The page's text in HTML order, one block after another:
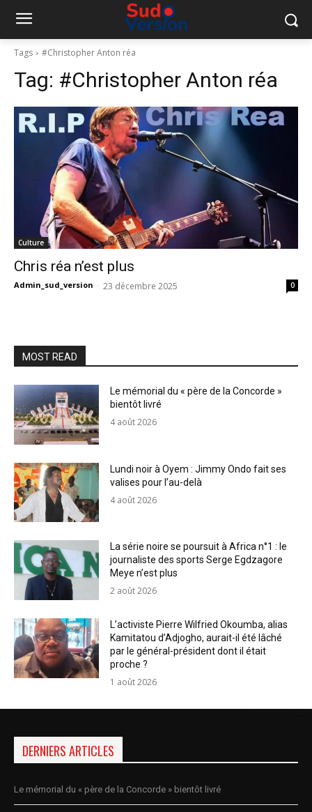
Tags #Christopher Anton réa
Tag: #Christopher Anton réa
Culture
Chris réa n’est plus
Admin_sud_version - 23 décembre 2025 0
MOST READ
Le mémorial du « père de la Concorde »
bientôt livré
4 août 2026
Lundi noir à Oyem : Jimmy Ondo fait ses
valises pour l’au-delà
4 août 2026
La série noire se poursuit à Africa n°1 : le
journaliste des sports Serge Egdzagore
Meye n’est plus
2 août 2026
L’activiste Pierre Wilfried Okoumba, alias
Kamitatou d’Adjogho, aurait-il été lâché
par le général-président dont il était
proche ?
1 août 2026
DERNIERS ARTICLES
Le mémorial du « père de la Concorde » bientôt livré